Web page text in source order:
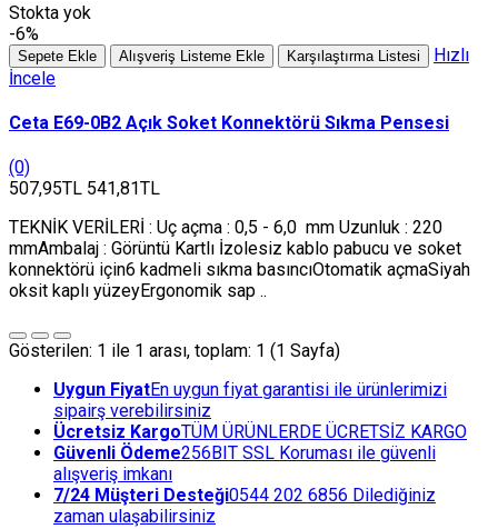
Stokta yok
-6%
Sepete Ekle Alışveriş Listeme Ekle Karşılaştırma Listesi
Hızlı
İncele
Ceta E69-0B2 Açık Soket Konnektörü Sıkma Pensesi
(0)
507,95TL 541,81TL
TEKNİK VERİLERİ : Uç açma : 0,5 - 6,0 mm Uzunluk : 220
mmAmbalaj : Görüntü Kartlı İzolesiz kablo pabucu ve soket
konnektörü için6 kadmeli sıkma basıncıOtomatik açmaSiyah
oksit kaplı yüzeyErgonomik sap ..
Gösterilen: 1 ile 1 arası, toplam: 1 (1 Sayfa)
Uygun FiyatEn uygun fiyat garantisi ile ürünlerimizi
sipairş verebilirsiniz
Ücretsiz KargoTÜM ÜRÜNLERDE ÜCRETSİZ KARGO
Güvenli Ödeme256BIT SSL Koruması ile güvenli
alışveriş imkanı
7/24 Müşteri Desteği0544 202 6856 Dilediğiniz
zaman ulaşabilirsiniz